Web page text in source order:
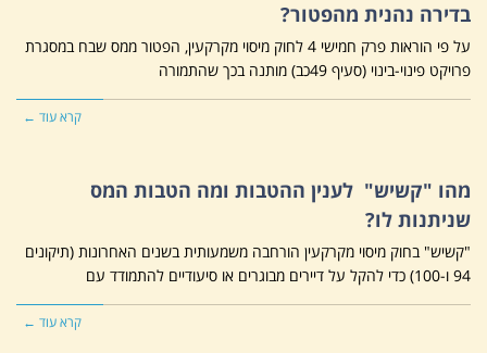
בדירה נהנית מהפטור?
על פי הוראות פרק חמישי 4 לחוק מיסוי מקרקעין, הפטור ממס שבח במסגרת
פרויקט פינוי-בינוי (סעיף 49כב) מותנה בכך שהתמורה
קרא עוד ←
מהו "קשיש" לענין ההטבות ומה הטבות המס
שניתנות לו?
"קשיש" בחוק מיסוי מקרקעין הורחבה משמעותית בשנים האחרונות (תיקונים
94 ו-100) כדי להקל על דיירים מבוגרים או סיעודיים להתמודד עם
קרא עוד ←